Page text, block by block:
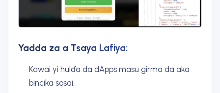
Yadda za a Tsaya Lafiya:
Kawai yi hulɗa da dApps masu girma da aka
bincika sosai.